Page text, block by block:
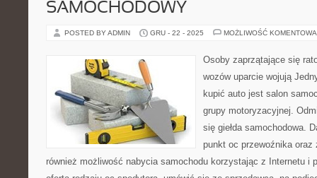
SAMOCHODOWY
POSTED BY ADMIN GRU - 22 - 2025 MOŻLIWOŚĆ
Osoby zaprzątające się
wozów uparcie wojują
kupić auto jest salon
grupy motoryzacyjnej.
się giełda samochodowa.
punkt oc przewoźnika
również możliwość nabycia samochodu korzystając z Internetu i